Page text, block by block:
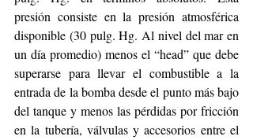
presión consiste en la presión atmosférica
disponible (30 pulg. Hg. Al nivel del mar en
un día promedio) menos el “head” que debe
superarse para llevar el combustible a la
entrada de la bomba desde el punto más bajo
del tanque y menos las pérdidas por fricción
en la tubería, válvulas y accesorios entre el